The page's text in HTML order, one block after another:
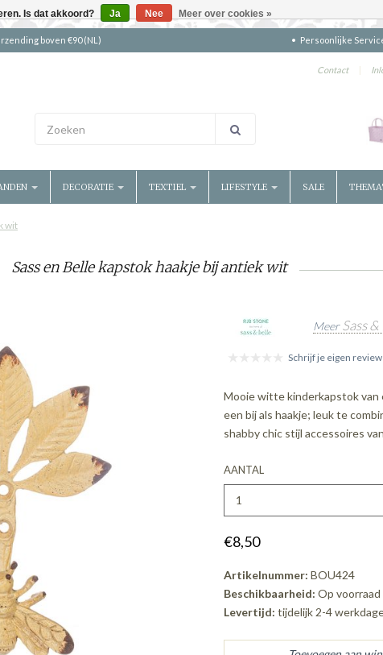
boven €90 (NL) Persoonlijke
Contact |
DECORATIE TEXTIEL LIFESTYLE SALE
wit
Sass en Belle kapstok haakje bij antiek wit
MeerSass
Schrijf je eigen review
Mooie witte kinderkapstok van
een bij als haakje; leuk te
shabby chic stijl accessoires
AANTAL
€8,50
Artikelnummer: BOU424
Beschikbaarheid: Op voorraad
Levertijd: tijdelijk 2-4
Is dat akkoord? Ja Nee Meer over cookies »